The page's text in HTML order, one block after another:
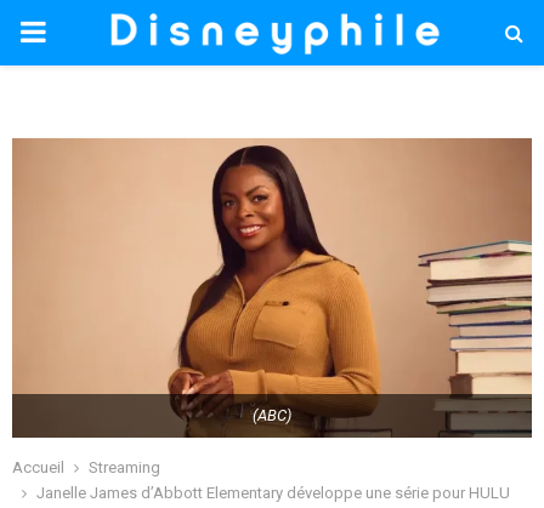
PRIMARY
(ABC)
Accueil
Streaming
Janelle James d’Abbott Elementary développe une série pour HULU